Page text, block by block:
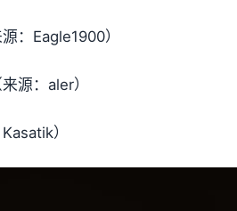
：Eagle1900）
源：aler）
）